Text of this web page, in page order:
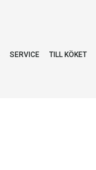
SERVICE TILL KÖKET